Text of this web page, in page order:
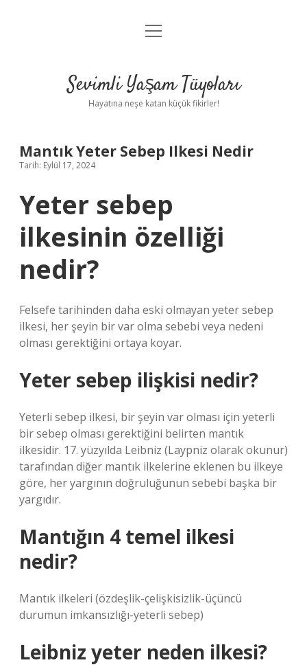
Anasayfa
Yasal Uyarı
menüyü
Sevimli Yaşam Tüyoları
Hayatına neşe katan küçük fikirler!
Mantık Yeter Sebep Ilkesi Nedir
Tarih: Eylül 17, 2024
Yeter sebep
ilkesinin özelliği
nedir?
Felsefe tarihinden daha eski olmayan yeter sebep
ilkesi, her şeyin bir var olma sebebi veya nedeni
olması gerektiğini ortaya koyar.
Yeter sebep ilişkisi nedir?
Yeterli sebep ilkesi, bir şeyin var olması için yeterli
bir sebep olması gerektiğini belirten mantık
ilkesidir. 17. yüzyılda Leibniz (Laypniz olarak okunur)
tarafından diğer mantık ilkelerine eklenen bu ilkeye
göre, her yargının doğruluğunun sebebi başka bir
yargıdır.
Mantığın 4 temel ilkesi
nedir?
Mantık ilkeleri (özdeşlik-çelişkisizlik-üçüncü
durumun imkansızlığı-yeterli sebep)
Leibniz yeter neden ilkesi?